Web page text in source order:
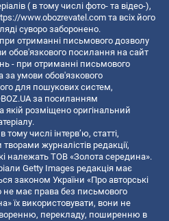
( в тому числі фото- та відео-),
www.obozrevatel.com та всіх його
суворо заборонено.
отриманні письмового дозволу
обов'язкового посилання на сайт
- при отриманні письмового
за умови обов'язкового
для пошукових систем,
за посиланням
якій розміщено оригінальний
тому числі інтерв’ю, статті,
журналістів редакції,
належать ТОВ «Золота середина».
Getty Images редакція має
законом України «Про авторські
не має права без письмового
їх використовувати, вони не
перекладу, поширенню в